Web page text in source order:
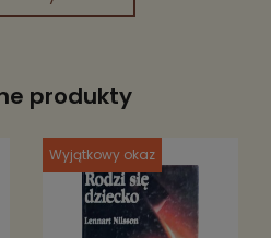
produkty
Wyjątkowy okaz